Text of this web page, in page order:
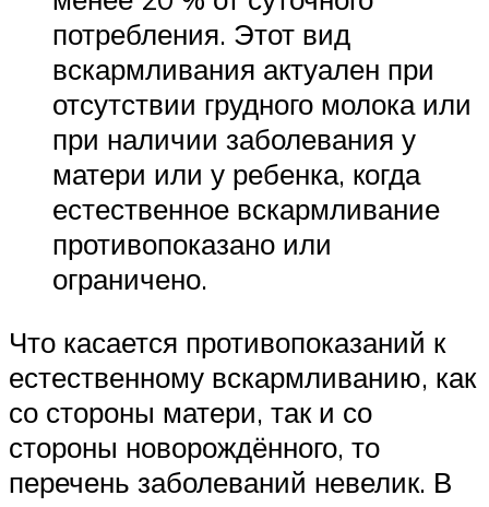
потребления. Этот вид
вскармливания актуален при
отсутствии грудного молока или
при наличии заболевания у
матери или у ребенка, когда
естественное вскармливание
противопоказано или
ограничено.
Что касается противопоказаний к
естественному вскармливанию, как
со стороны матери, так и со
стороны новорождённого, то
перечень заболеваний невелик. В